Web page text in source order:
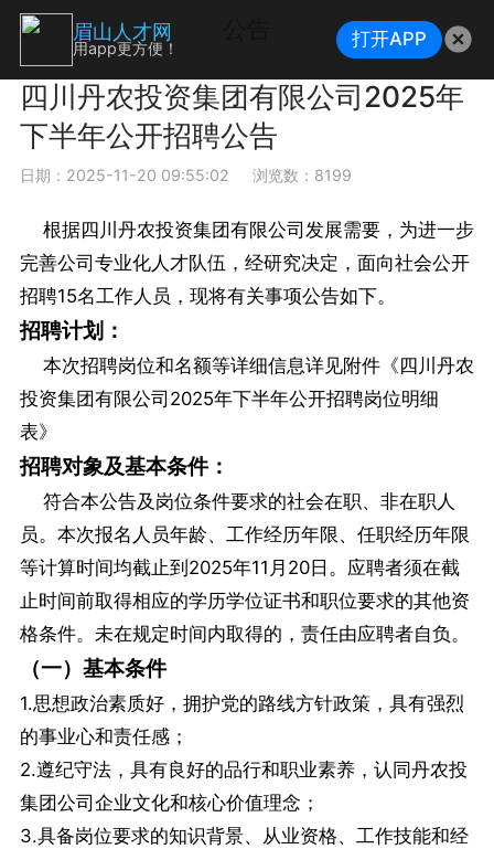
四川丹农投资集团有限公司2025年
下半年公开招聘公告
日期：2025-11-20 09:55:02浏览数：8199
根据四川丹农投资集团有限公司发展需要，为进一步
完善公司专业化人才队伍，经研究决定，面向社会公开
招聘15名工作人员，现将有关事项公告如下。
招聘计划：
本次招聘岗位和名额等详细信息详见附件《四川丹农
投资集团有限公司2025年下半年公开招聘岗位明细
表》
招聘对象及基本条件：
符合本公告及岗位条件要求的社会在职、非在职人
员。本次报名人员年龄、工作经历年限、任职经历年限
等计算时间均截止到2025年11月20日。应聘者须在截
止时间前取得相应的学历学位证书和职位要求的其他资
格条件。未在规定时间内取得的，责任由应聘者自负。
（一）基本条件
1.思想政治素质好，拥护党的路线方针政策，具有强烈
的事业心和责任感；
2.遵纪守法，具有良好的品行和职业素养，认同丹农投
集团公司企业文化和核心价值理念；
3.具备岗位要求的知识背景、从业资格、工作技能和经
眉山人才网
用app更方便！ 打开APP